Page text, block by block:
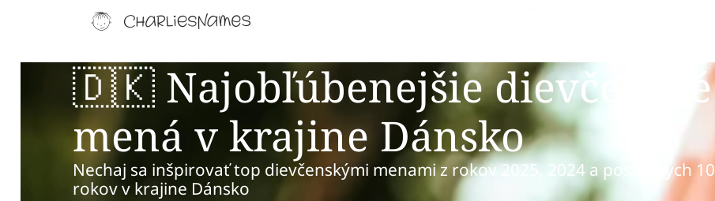
🇩🇰 Najobľúbenejšie dievčenské
mená v krajine Dánsko
Nechaj sa inšpirovať top dievčenskými menami z rokov 2025, 2024 a posledných 10
rokov v krajine Dánsko